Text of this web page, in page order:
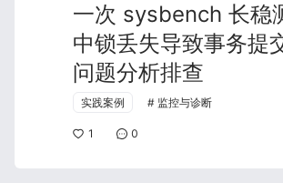
一次 sysbench 长稳
中锁丢失导致事务提
问题分析排查
实践案例 监控与诊断
1 0